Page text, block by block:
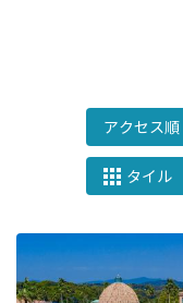
アクセス順
タイル